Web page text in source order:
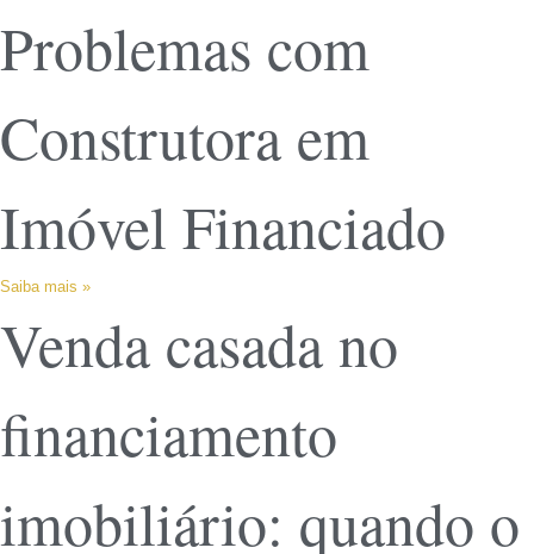
Problemas com
Construtora em
Imóvel Financiado
Saiba mais »
Venda casada no
financiamento
imobiliário: quando o